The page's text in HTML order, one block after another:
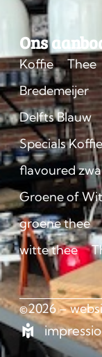
Ons
Koffie Thee
Bredemeijer
Delfts Blauw
Specials
flavoured
Groene of
groene thee
witte thee
©2026 –